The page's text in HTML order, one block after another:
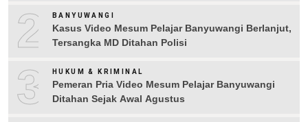
2 BANYUWANGI
Kasus Video Mesum Pelajar Banyuwangi Berlanjut,
Tersangka MD Ditahan Polisi
3 HUKUM & KRIMINAL
Pemeran Pria Video Mesum Pelajar Banyuwangi
Ditahan Sejak Awal Agustus